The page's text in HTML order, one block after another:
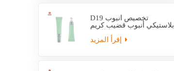
D19 تخصيص أنبوب
بلاستيكي أنبوب قضيب كريم